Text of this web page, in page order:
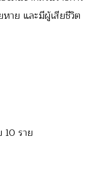
าย และมีผู้เสียชีวิต
10 ราย